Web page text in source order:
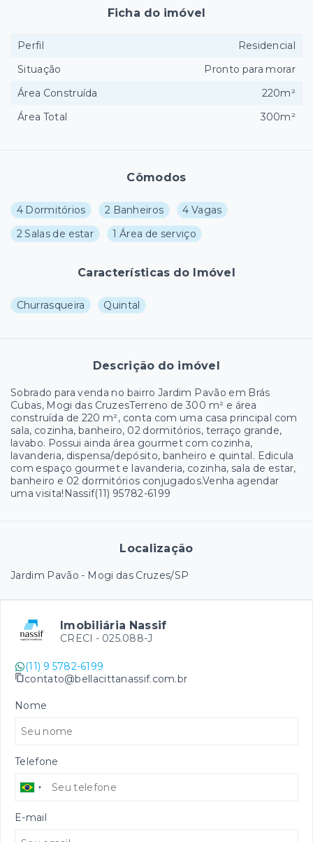
Cômodos
4 Dormitórios 2 Banheiros
4 Vagas
2 Salas de estar
1 Área de serviço
Características do Imóvel
Churrasqueira Quintal
Descrição do imóvel
Sobrado para venda no bairro Jardim Pavão em Brás
Cubas, Mogi das CruzesTerreno de 300 m² e área
construída de 220 m², conta com uma casa principal com
sala, cozinha, banheiro, 02 dormitórios, terraço grande,
lavabo. Possui ainda área gourmet com cozinha,
lavanderia, dispensa/depósito, banheiro e quintal. Edicula
com espaço gourmet e lavanderia, cozinha, sala de estar,
banheiro e 02 dormitórios conjugados.Venha agendar
uma visita!Nassif(11) 95782-6199
Localização
Jardim Pavão - Mogi das Cruzes/SP
Ficha do imóvel
Perfil
Residencial
Situação
Pronto para morar
Área Construída
220m²
Área Total
300m²
Imobiliária Nassif
CRECI - 025.088-J
(11) 9 5782-6199
contato@bellacittanassif.com.br
Nome
Telefone
E-mail